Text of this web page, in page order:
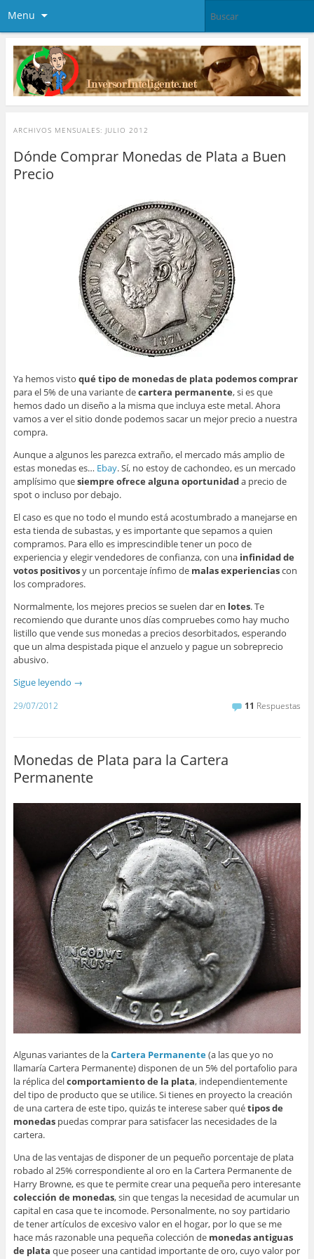
Menu
ARCHIVOS MENSUALES: JULIO 2012
Dónde Comprar Monedas de Plata a Buen
Precio
Ya hemos visto qué tipo de monedas de plata podemos comprar
para el 5% de una variante decartera permanente, si es que
hemos dado un diseño a la misma que incluya este metal. Ahora
vamos a ver el sitio donde podemos sacar un mejor precio a nuestra
compra.
Aunque a algunos les parezca extraño, el mercado más amplio de
estas monedas es… Ebay. Sí, no estoy de cachondeo, es un mercado
amplísimo quesiempre ofrece alguna oportunidada precio de
spot o incluso por debajo.
El caso es que no todo el mundo está acostumbrado a manejarse en
esta tienda de subastas, y es importante que sepamos a quien
compramos. Para ello es imprescindible tener un poco de
experiencia y elegir vendedores de confianza, con una infinidad de
votos positivosy un porcentaje ínfimo de malas experienciascon
los compradores.
Normalmente, los mejores precios se suelen dar en lotes. Te
recomiendo que durante unos días compruebes como hay mucho
listillo que vende sus monedas a precios desorbitados, esperando
que un alma despistada pique el anzuelo y pague un sobreprecio
abusivo.
Sigue leyendo →
29/07/2012 11 Respuestas
Monedas de Plata para la Cartera
Permanente
Algunas variantes de laCartera Permanente(a las que yo no
llamaría Cartera Permanente) disponen de un 5% del portafolio para
la réplica delcomportamiento de la plata, independientemente
del tipo de producto que se utilice. Si tienes en proyecto la creación
de una cartera de este tipo, quizás te interese saber quétipos de
monedaspuedas comprar para satisfacer las necesidades de la
cartera.
Una de las ventajas de disponer de un pequeño porcentaje de plata
robado al 25% correspondiente al oro en la Cartera Permanente de
Harry Browne, es que te permite crear una pequeña pero interesante
colección de monedas, sin que tengas la necesidad de acumular un
capital en casa que te incomode. Personalmente, no soy partidario
de tener artículos de excesivo valor en el hogar, por lo que se me
hace más razonable una pequeña colección de monedas antiguas
de plata que poseer una cantidad importante de oro, cuyo valor por